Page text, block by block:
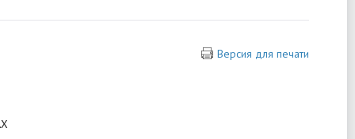
Версия для печати